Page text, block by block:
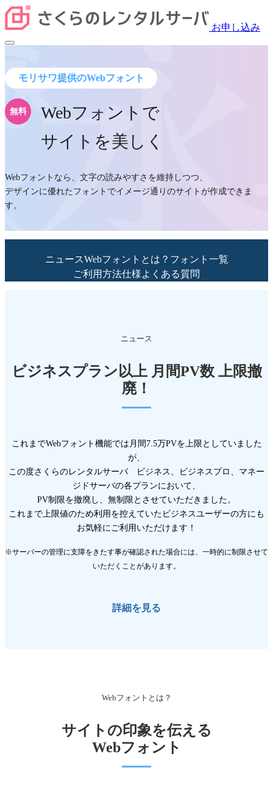
お申し込み
モリサワ提供のWebフォント
無料
Webフォントで
サイトを美しく
Webフォントなら、文字の読みやすさを維持しつつ、
デザインに優れたフォントでイメージ通りのサイトが作成できま
す。
ニュースWebフォントとは？ フォント一覧
ご利用方法仕様よくある質問
ビジネスプラン以上 月間PV数 上限撤
廃！
ニュース
これまでWebフォント機能では月間7.5万PVを上限としていました
が、
この度さくらのレンタルサーバ ビジネス、ビジネスプロ、マネー
ジドサーバの各プランにおいて、
PV制限を撤廃し、無制限とさせていただきました。
これまで上限値のため利用を控えていたビジネスユーザーの方にも
お気軽にご利用いただけます！
※サーバーの管理に支障をきたす事が確認された場合には、一時的に制限させて
いただくことがあります。
詳細を見る
サイトの印象を伝える
Webフォント
Webフォントとは？